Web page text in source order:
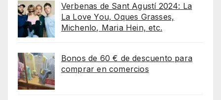
Verbenas de Sant Agustí 2024: La
La Love You, Oques Grasses,
Michenlo, Maria Hein, etc.
Bonos de 60 € de descuento para
comprar en comercios